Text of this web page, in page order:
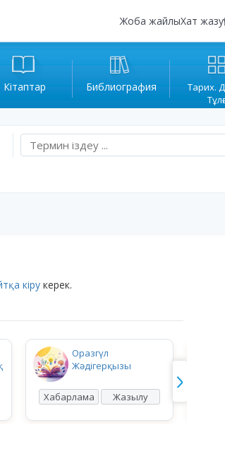
Жоба жайлыХат жазу
Кітаптар Библиография
Тарих.
кіру керек.
Оразгүл
Жәдігерқызы
Хабарлама Жазылу